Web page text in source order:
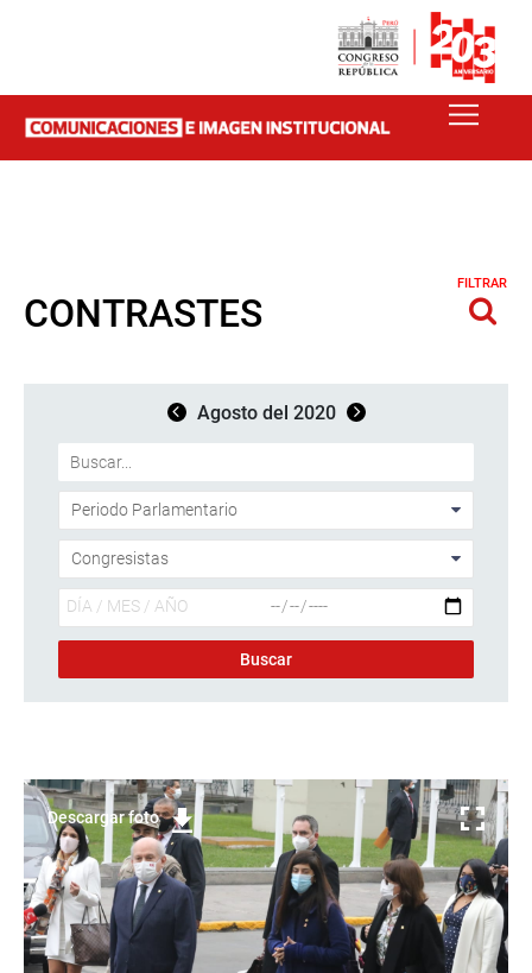
CONTRASTES
FILTRAR
Agosto del 2020
Descargar foto